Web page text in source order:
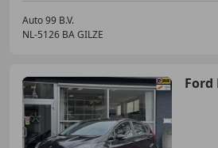
Auto 99 B.V.
NL-5126 BA GILZE
Ford